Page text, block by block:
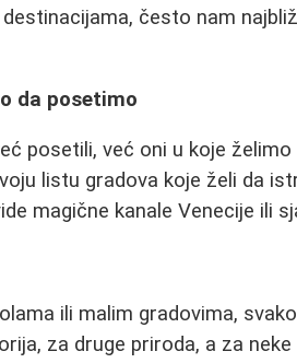
često nam
da posetimo
posetili, već oni u koje želimo
listu gradova koje želi da
magične kanale Venecije ili
ili malim gradovima,
za druge priroda, a za